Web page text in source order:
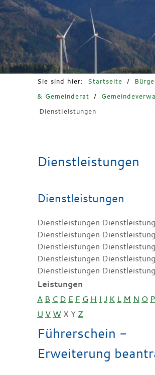
Leben in Hasel
Freizeit & Tourismus
Sie sind hier: Startseite /
& Gemeinderat
/
Dienstleistungen
Dienstleistungen
Dienstleistungen
Dienstleistungen
Dienstleistungen
Dienstleistungen
Dienstleistungen
Dienstleistungen
Leistungen
A B C D E F G H I J K L M N O P
U V W X Y Z
Führerschein -
Erweiterung